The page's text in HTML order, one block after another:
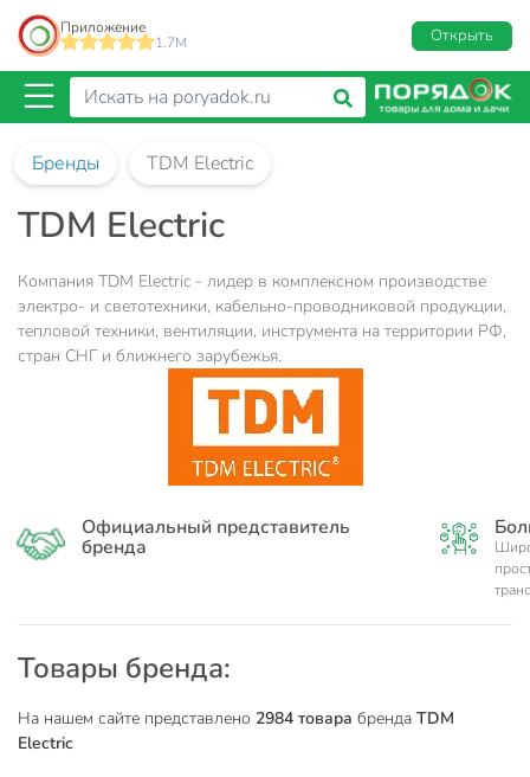
Приложение
1.7M
Открыть
Бренды TDM Electric
TDM Electric
Компания TDM Electric - лидер в комплексном производстве
электро- и светотехники, кабельно-проводниковой продукции,
тепловой техники, вентиляции, инструмента на территории РФ,
стран СНГ и ближнего зарубежья.
Официальный представитель
бренда
Товары бренда:
На нашем сайте представлено 2984 товара бренда TDM
Electric